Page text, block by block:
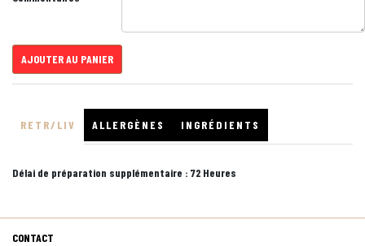
AJOUTER AU PANIER
RETR/LIV ALLERGÈNES INGRÉDIENTS
Délai de préparation supplémentaire : 72 Heures
CONTACT